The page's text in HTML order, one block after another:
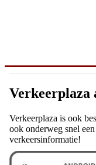
Verkeerplaza
Verkeerplaza is ook
ook onderweg snel
verkeersinformatie!